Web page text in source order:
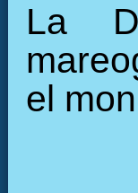
La
el